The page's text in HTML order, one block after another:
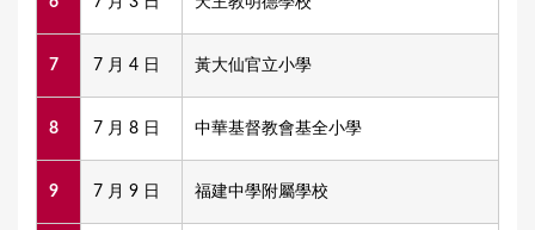
7 7 月 4 日 黃大仙官立小學
8 7 月 8 日 中華基督教會基全小學
9 7 月 9 日 福建中學附屬學校